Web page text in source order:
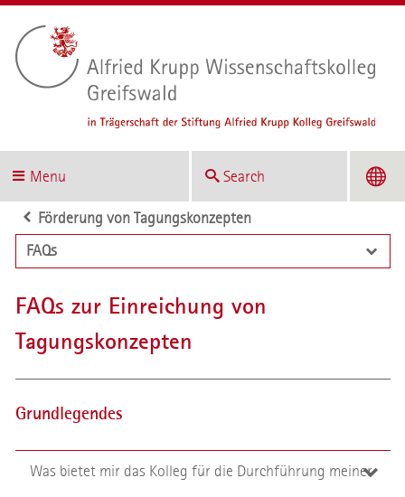
Menu Search
Förderung von Tagungskonzepten
FAQs
FAQs zur Einreichung von
Tagungskonzepten
Grundlegendes
Was bietet mir das Kolleg für die Durchführung meiner